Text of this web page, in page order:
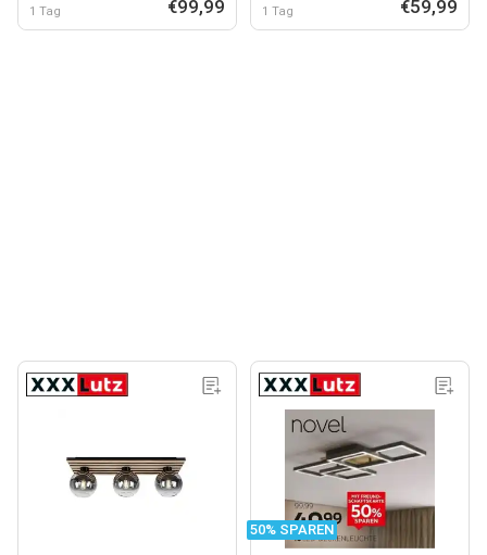
1 Tag €99,99 1 Tag €59,99
50% SPAREN